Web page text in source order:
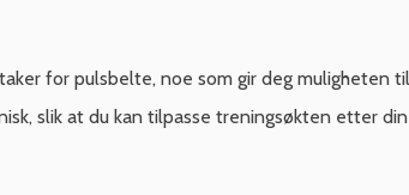
for pulsbelte, noe som gir deg muligheten
slik at du kan tilpasse treningsøkten etter